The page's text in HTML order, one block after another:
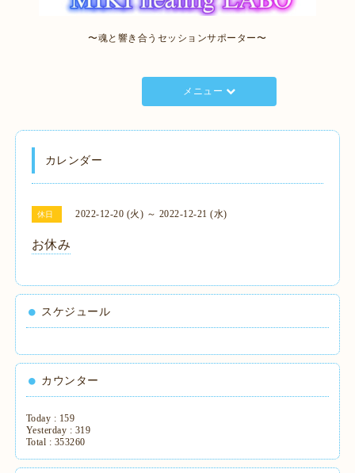
〜魂と響き合うセッションサポーター〜
メニュー
カレンダー
休日 2022-12-20 (火) ～ 2022-12-21 (水)
お休み
スケジュール
カウンター
Today : 159
Yesterday : 319
Total : 353260